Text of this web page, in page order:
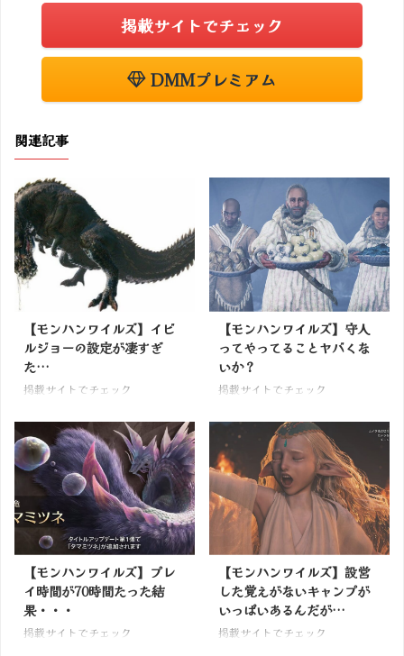
掲載サイトでチェック
DMMプレミアム
関連記事
【モンハンワイルズ】イビ
ルジョーの設定が凄すぎ
た…
掲載サイトでチェック
【モンハンワイルズ】守人
ってやってることヤバくな
いか？
掲載サイトでチェック
【モンハンワイルズ】プレ
イ時間が70時間たった結
果・・・
掲載サイトでチェック
【モンハンワイルズ】設営
した覚えがないキャンプが
いっぱいあるんだが…
掲載サイトでチェック